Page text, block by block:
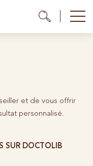
et de vous offrir
personnalisé.
SUR DOCTOLIB